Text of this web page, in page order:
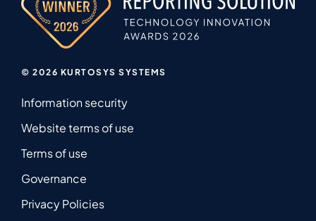
© 2026 KURTOSYS SYSTEMS
Information security
Website terms of use
Terms of use
Governance
Privacy Policies